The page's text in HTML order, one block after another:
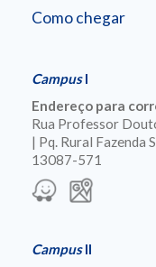
Como chegar
CampusI
Endereço para
Rua Professor
| Pq. Rural Fazenda
13087-571
CampusII